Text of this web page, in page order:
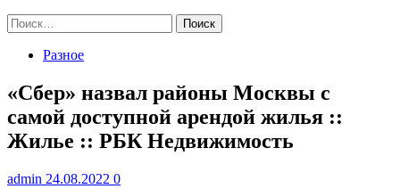
Найти:
Разное
«Сбер» назвал районы Москвы с
самой доступной арендой жилья ::
Жилье :: РБК Недвижимость
admin 24.08.2022 0